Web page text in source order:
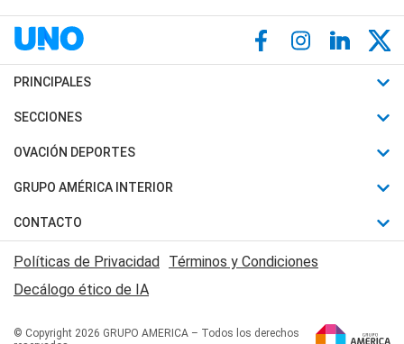
PRINCIPALES
Últimas Noticias
Política
Judiciales
Economia
SECCIONES
Horóscopo
Motores
Trucos caseros
Series y Películas
Edictos y Solicitadas
OVACIÓN DEPORTES
Fútbol
Mundial
Automovilismo
Rugby
Básquet
GRUPO AMÉRICA INTERIOR
Canal 7 en Vivo
San Juan 8
CONTACTO
Acerca de Nosotros
Contactanos
Políticas de Privacidad Términos y Condiciones
Decálogo ético de IA
© Copyright 2026 GRUPO AMERICA – Todos los derechos